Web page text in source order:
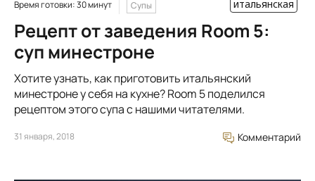
Время готовки: 30 минут Супы итальянская
Рецепт от заведения Room 5:
суп минестроне
Хотите узнать, как приготовить итальянский
минестроне у себя на кухне? Room 5 поделился
рецептом этого супа с нашими читателями.
31 января, 2018 Комментарий